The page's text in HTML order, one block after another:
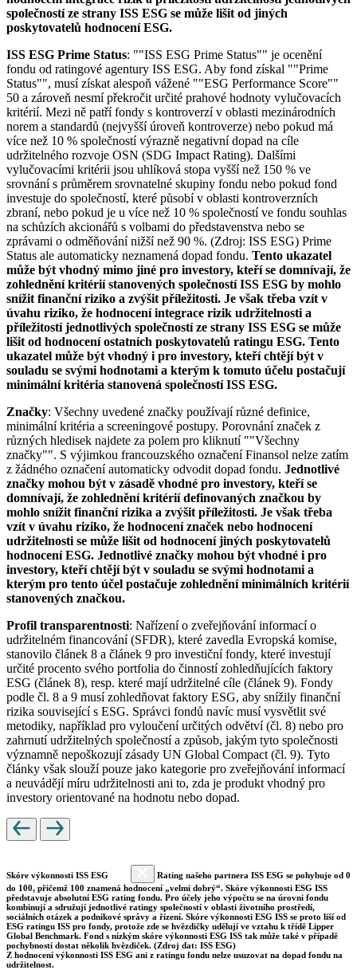
společností ze strany ISS ESG se může lišit od jiných
poskytovatelů hodnocení ESG.
ISS ESG Prime Status: ""ISS ESG Prime Status"" je ocenění
fondu od ratingové agentury ISS ESG. Aby fond získal ""Prime
Status"", musí získat alespoň vážené ""ESG Performance Score""
50 a zároveň nesmí překročit určité prahové hodnoty vylučovacích
kritérií. Mezi ně patří fondy s kontroverzí v oblasti mezinárodních
norem a standardů (nejvyšší úroveň kontroverze) nebo pokud má
více než 10 % společností výrazně negativní dopad na cíle
udržitelného rozvoje OSN (SDG Impact Rating). Dalšími
vylučovacími kritérii jsou uhlíková stopa vyšší než 150 % ve
srovnání s průměrem srovnatelné skupiny fondu nebo pokud fond
investuje do společností, které působí v oblasti kontroverzních
zbraní, nebo pokud je u více než 10 % společností ve fondu souhlas
na schůzích akcionářů s volbami do představenstva nebo se
zprávami o odměňování nižší než 90 %. (Zdroj: ISS ESG) Prime
Status ale automaticky neznamená dopad fondu. Tento ukazatel
může být vhodný mimo jiné pro investory, kteří se domnívají, že
zohlednění kritérií stanovených společností ISS ESG by mohlo
snížit finanční riziko a zvýšit příležitosti. Je však třeba vzít v
úvahu riziko, že hodnocení integrace rizik udržitelnosti a
příležitostí jednotlivých společností ze strany ISS ESG se může
lišit od hodnocení ostatních poskytovatelů ratingu ESG. Tento
ukazatel může být vhodný i pro investory, kteří chtějí být v
souladu se svými hodnotami a kterým k tomuto účelu postačují
minimální kritéria stanovená společností ISS ESG.
Značky: Všechny uvedené značky používají různé definice,
minimální kritéria a screeningové postupy. Porovnání značek z
různých hledisek najdete za polem pro kliknutí ""Všechny
značky"". S výjimkou francouzského označení Finansol nelze zatím
z žádného označení automaticky odvodit dopad fondu. Jednotlivé
značky mohou být v zásadě vhodné pro investory, kteří se
domnívají, že zohlednění kritérií definovaných značkou by
mohlo snížit finanční rizika a zvýšit příležitosti. Je však třeba
vzít v úvahu riziko, že hodnocení značek nebo hodnocení
udržitelnosti se může lišit od hodnocení jiných poskytovatelů
hodnocení ESG. Jednotlivé značky mohou být vhodné i pro
investory, kteří chtějí být v souladu se svými hodnotami a
kterým pro tento účel postačuje zohlednění minimálních kritérií
stanovených značkou.
Profil transparentnosti: Nařízení o zveřejňování informací o
udržitelném financování (SFDR), které zavedla Evropská komise,
stanovilo článek 8 a článek 9 pro investiční fondy, které investují
určité procento svého portfolia do činností zohledňujících faktory
ESG (článek 8), resp. které mají udržitelné cíle (článek 9). Fondy
podle čl. 8 a 9 musí zohledňovat faktory ESG, aby snížily finanční
rizika související s ESG. Správci fondů navíc musí vysvětlit své
metodiky, například pro vyloučení určitých odvětví (čl. 8) nebo pro
zahrnutí udržitelných společností a způsob, jakým tyto společnosti
významně nepoškozují zásady UN Global Compact (čl. 9). Tyto
články však slouží pouze jako kategorie pro zveřejňování informací
a neuvádějí míru udržitelnosti ani to, zda je produkt vhodný pro
investory orientované na hodnotu nebo dopad.
Skóre výkonnosti ISS ESG
Rating našeho partnera ISS ESG se pohybuje od 0
do 100, přičemž 100 znamená hodnocení „velmi dobrý“. Skóre výkonnosti ESG ISS
představuje absolutní ESG rating fondu. Pro účely jeho výpočtu se na úrovni fondu
kombinují a sdružují jednotlivé ratingy společností v oblasti životního prostředí,
sociálních otázek a podnikové správy a řízení. Skóre výkonnosti ESG ISS se proto liší od
ESG ratingu ISS pro fondy, protože zde se hvězdičky udělují ve vztahu k třídě Lipper
Global Benchmark. Fond s nízkým skóre výkonnosti ESG ISS tak může také v případě
pochybností dostat několik hvězdiček. (Zdroj dat: ISS ESG)
Z hodnocení výkonnosti ISS ESG ani z ratingu fondu nelze usuzovat na dopad fondu na
udržitelnost.